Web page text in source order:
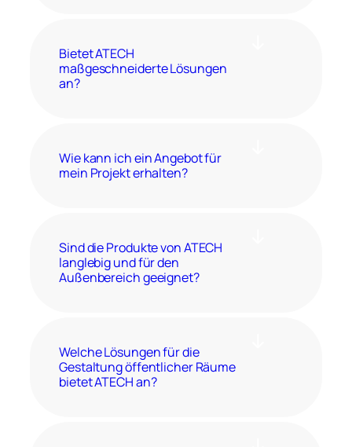
Bietet ATECH
maßgeschneiderte Lösungen
an?
Wie kann ich ein Angebot für
mein Projekt erhalten?
Sind die Produkte von ATECH
langlebig und für den
Außenbereich geeignet?
Welche Lösungen für die
Gestaltung öffentlicher Räume
bietet ATECH an?